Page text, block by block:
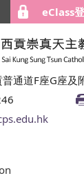
eClass
通道F座G座及